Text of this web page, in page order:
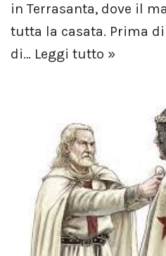
in Terrasanta, dove il
tutta la casata. Prima
di… Leggi tutto »